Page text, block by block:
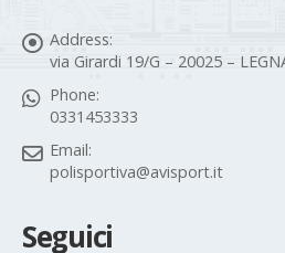
Address:
via Girardi 19/G – 20025 –
Phone:
0331453333
Email:
polisportiva@avisport.it
Seguici